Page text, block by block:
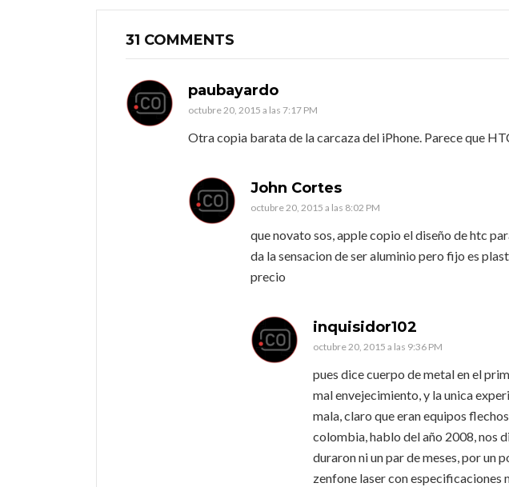
31 COMMENTS
paubayardo
octubre 20, 2015 a las 7:17 PM
Otra copia barata de la carcaza del iPhone. Parece que
John Cortes
octubre 20, 2015 a las 8:02 PM
que novato sos, apple copio el diseño de htc
da la sensacion de ser aluminio pero fijo es
precio
inquisidor102
octubre 20, 2015 a las 9:36 PM
pues dice cuerpo de metal en el
mal envejecimiento, y la unica
mala, claro que eran equipos
colombia, hablo del año 2008, nos
duraron ni un par de meses, por un
zenfone laser con especificaciones